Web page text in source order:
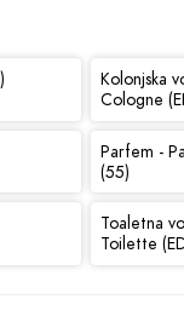
Kolonjska
Cologne
Parfem -
(55)
Toaletna
Toilette